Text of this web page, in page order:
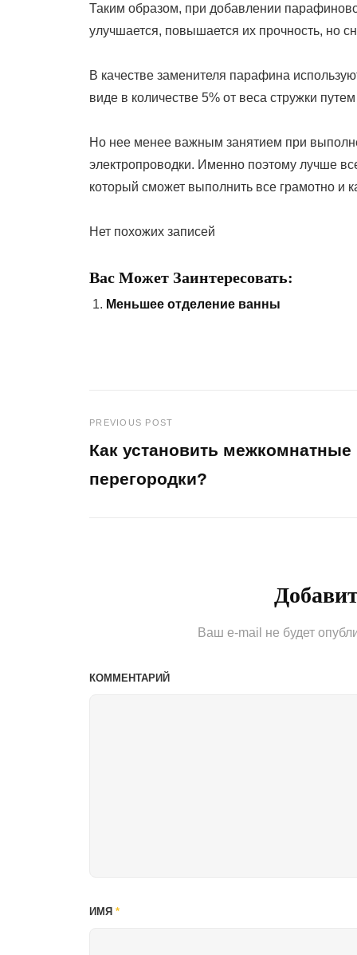
Таким образом, при добавлении
улучшается, повышается их прочность, но
В качестве заменителя парафина
виде в количестве 5% от веса стружки
Но нее менее важным занятием при
электропроводки. Именно поэтому лучше
который сможет выполнить все грамотно и
Нет похожих записей
Вас Может Заинтересовать:
Меньшее отделение ванны
Навигация
по
PREVIOUS POST
Как установить межкомнатные
перегородки?
Ваш e-mail не будет
КОММЕНТАРИЙ
ИМЯ *